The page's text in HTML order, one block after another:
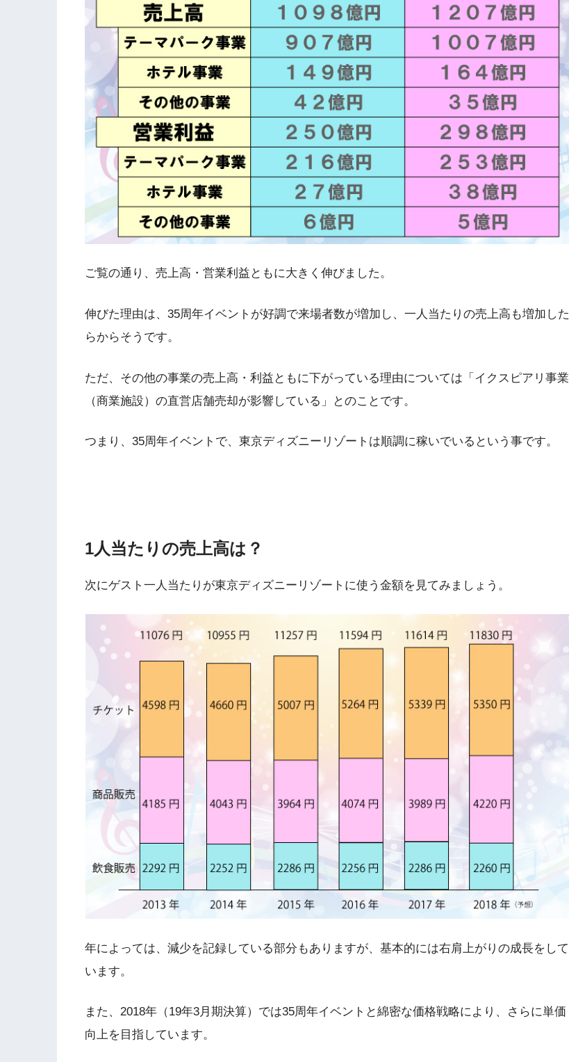
ご覧の通り、売上高・営業利益ともに大きく伸びました。
伸びた理由は、35周年イベントが好調で来場者数が増加し、一人当たりの売上高も増加した
らからそうです。
ただ、その他の事業の売上高・利益ともに下がっている理由については「イクスピアリ事業
（商業施設）の直営店舗売却が影響している」とのことです。
つまり、35周年イベントで、東京ディズニーリゾートは順調に稼いでいるという事です。
1人当たりの売上高は？
次にゲスト一人当たりが東京ディズニーリゾートに使う金額を見てみましょう。
年によっては、減少を記録している部分もありますが、基本的には右肩上がりの成長をして
います。
また、2018年（19年3月期決算）では35周年イベントと綿密な価格戦略により、さらに単価
向上を目指しています。